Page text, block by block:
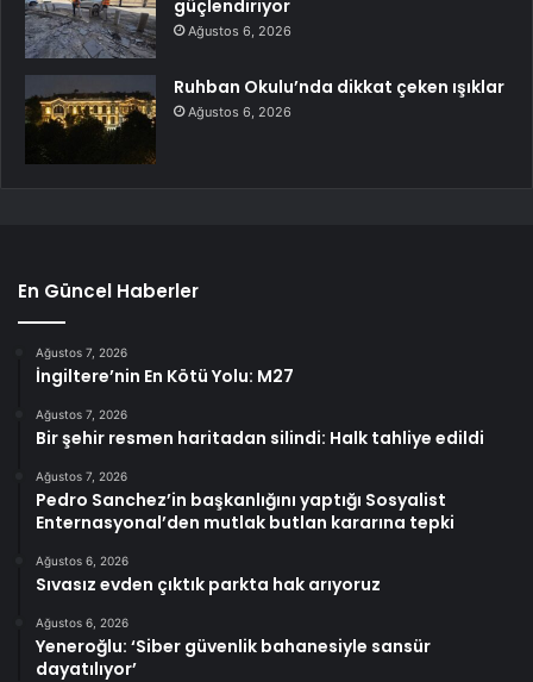
güçlendiriyor
Ağustos 6, 2026
Ruhban Okulu’nda dikkat çeken ışıklar
Ağustos 6, 2026
En Güncel Haberler
Ağustos 7, 2026
İngiltere’nin En Kötü Yolu: M27
Ağustos 7, 2026
Bir şehir resmen haritadan silindi: Halk tahliye edildi
Ağustos 7, 2026
Pedro Sanchez’in başkanlığını yaptığı Sosyalist
Enternasyonal’den mutlak butlan kararına tepki
Ağustos 6, 2026
Sıvasız evden çıktık parkta hak arıyoruz
Ağustos 6, 2026
Yeneroğlu: ‘Siber güvenlik bahanesiyle sansür
dayatılıyor’